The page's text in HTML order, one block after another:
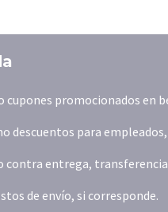
cupones promocionados en
descuentos para
contra entrega,
de envío, si corresponde.